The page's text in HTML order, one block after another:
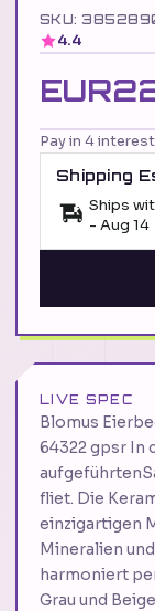
SKU:
4.4
Pay in 4
Shipping
Ships
- Aug 14
LIVE SPEC
Blomus
64322 gpsr In
fliet. Die
einzigartigen
Mineralien
harmoniert
Grau und